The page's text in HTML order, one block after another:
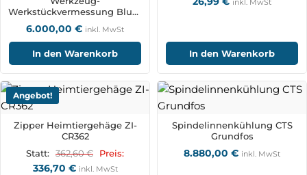
Werkstückvermessung Blum
6.000,00 € inkl. MwSt
In den Warenkorb
inkl. MwSt
In den Warenkorb
Angebot!
Zipper Heimtiergehäge ZI-
CR362
Statt: 362,60€ Preis:
336,70 € inkl. MwSt
Spindelinnenkühlung CTS
Grundfos
8.880,00 € inkl. MwSt